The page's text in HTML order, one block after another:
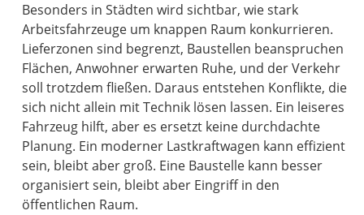
Besonders in Städten wird sichtbar, wie stark
Arbeitsfahrzeuge um knappen Raum konkurrieren.
Lieferzonen sind begrenzt, Baustellen beanspruchen
Flächen, Anwohner erwarten Ruhe, und der Verkehr
soll trotzdem fließen. Daraus entstehen Konflikte, die
sich nicht allein mit Technik lösen lassen. Ein leiseres
Fahrzeug hilft, aber es ersetzt keine durchdachte
Planung. Ein moderner Lastkraftwagen kann effizient
sein, bleibt aber groß. Eine Baustelle kann besser
organisiert sein, bleibt aber Eingriff in den
öffentlichen Raum.